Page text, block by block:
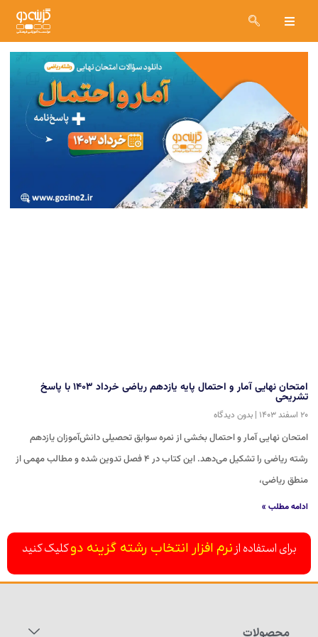
امتحان نهایی آمار و احتمال پایه یازدهم ریاضی خرداد ۱۴۰۳ با پاسخ
تشریحی
۲۰ اسفند ۱۴۰۳ بدون دیدگاه
امتحان نهایی آمار و احتمال بخشی از نمره سوابق تحصیلی دانش‌آموزان یازدهم
رشته ریاضی را تشکیل می‌دهد. این کتاب در ۴ فصل تدوین شده و مطالب مهمی از
منطق ریاضی،
ادامه مطلب »
برای استفاده ازنرم افزار انتخاب رشته گزینه دوکلیک کنید